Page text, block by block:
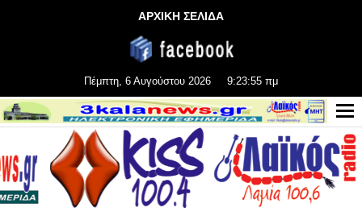
ΑΡΧΙΚΗ ΣΕΛΙΔΑ
Πέμπτη, 6 Αυγούστου 2026 9:23:57 πμ